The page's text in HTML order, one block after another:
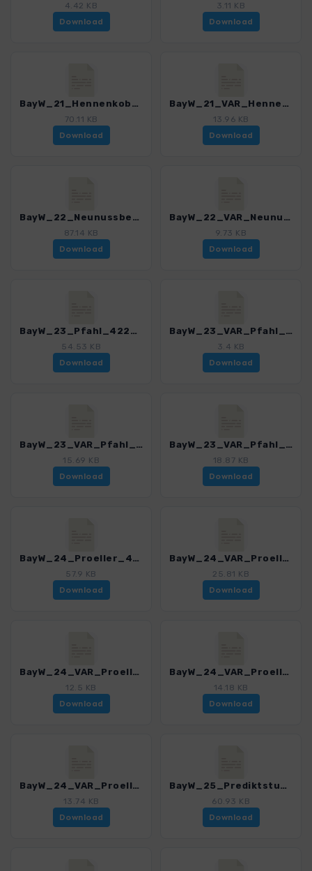
4.42 KB
Download
3.11 KB
Download
BayW_21_Hennenkobel_4225_8.gpx
70.11 KB
Download
BayW_21_VAR_Hennenkobel_4225_8.gpx
13.96 KB
Download
BayW_22_Neunussberg_4225_8.gpx
87.14 KB
Download
BayW_22_VAR_Neunussberg_4225_8.gpx
9.73 KB
Download
BayW_23_Pfahl_4225_8.gpx
54.53 KB
Download
BayW_23_VAR_Pfahl_4225_8.gpx
3.4 KB
Download
BayW_23_VAR_Pfahl_Hofpfahl_4225_8.gpx
15.69 KB
Download
BayW_23_VAR_Pfahl_Prackenbach_4225_8.gpx
18.87 KB
Download
BayW_24_Proeller_4225_8.gpx
57.9 KB
Download
BayW_24_VAR_Proeller_4225_8.gpx
25.81 KB
Download
BayW_24_VAR_Proeller_Anfahrt_4225_8.gpx
12.5 KB
Download
BayW_24_VAR_Proeller_Waldwipfelweg_4225_8.gpx
14.18 KB
Download
BayW_24_VAR_Proeller_Wanderweg_4225_8.gpx
13.74 KB
Download
BayW_25_PrediktstuhlundKnogl_4225_8.gpx
60.93 KB
Download